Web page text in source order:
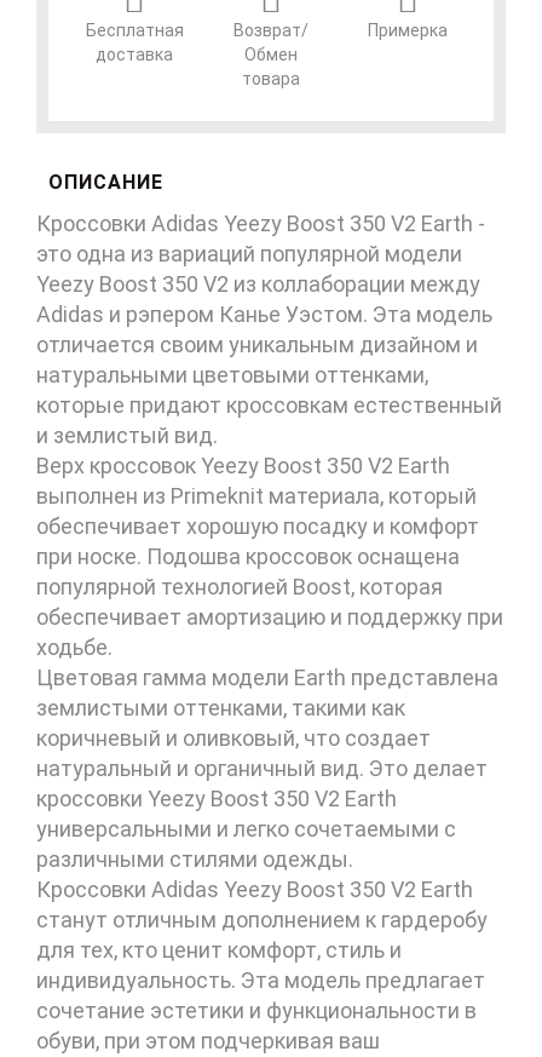
Бесплатная
доставка
Возврат/
Обмен
товара
Примерка
ОПИСАНИЕ
Кроссовки Adidas Yeezy Boost 350 V2 Earth -
это одна из вариаций популярной модели
Yeezy Boost 350 V2 из коллаборации между
Adidas и рэпером Канье Уэстом. Эта модель
отличается своим уникальным дизайном и
натуральными цветовыми оттенками,
которые придают кроссовкам естественный
и землистый вид.
Верх кроссовок Yeezy Boost 350 V2 Earth
выполнен из Primeknit материала, который
обеспечивает хорошую посадку и комфорт
при носке. Подошва кроссовок оснащена
популярной технологией Boost, которая
обеспечивает амортизацию и поддержку при
ходьбе.
Цветовая гамма модели Earth представлена
землистыми оттенками, такими как
коричневый и оливковый, что создает
натуральный и органичный вид. Это делает
кроссовки Yeezy Boost 350 V2 Earth
универсальными и легко сочетаемыми с
различными стилями одежды.
Кроссовки Adidas Yeezy Boost 350 V2 Earth
станут отличным дополнением к гардеробу
для тех, кто ценит комфорт, стиль и
индивидуальность. Эта модель предлагает
сочетание эстетики и функциональности в
обуви, при этом подчеркивая ваш